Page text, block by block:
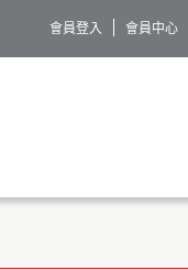
會員登入 會員中心